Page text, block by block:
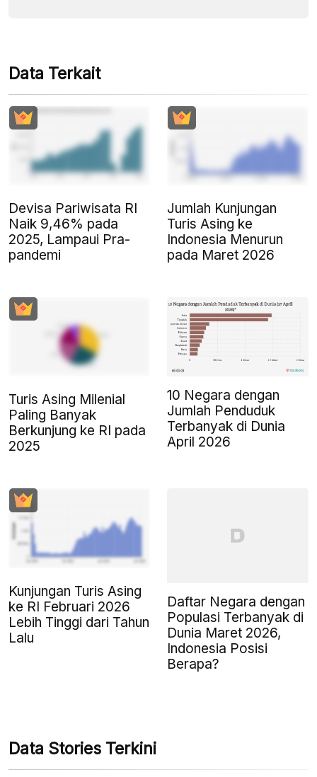
Data Terkait
Devisa Pariwisata RI
Naik 9,46% pada
2025, Lampaui Pra-
pandemi
Jumlah Kunjungan
Turis Asing ke
Indonesia Menurun
pada Maret 2026
Turis Asing Milenial
Paling Banyak
Berkunjung ke RI pada
2025
10 Negara dengan
Jumlah Penduduk
Terbanyak di Dunia
April 2026
Kunjungan Turis Asing
ke RI Februari 2026
Lebih Tinggi dari Tahun
Lalu
Daftar Negara dengan
Populasi Terbanyak di
Dunia Maret 2026,
Indonesia Posisi
Berapa?
Data Stories Terkini